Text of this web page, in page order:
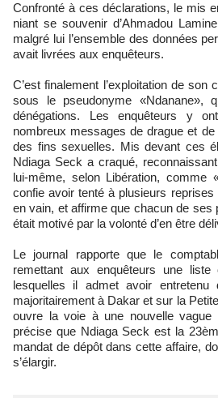
Confronté à ces déclarations, le mis
niant se souvenir d’Ahmadou
malgré lui l’ensemble des données
avait livrées aux enquêteurs.
C’est finalement l’exploitation de son
sous le pseudonyme
dénégations. Les enquêteurs y
nombreux messages de drague et
des fins sexuelles. Mis devant ces
Ndiaga Seck a craqué,
lui-même, selon Libération, comme
confie avoir tenté à plusieurs
en vain, et affirme que chacun de ses
était motivé par la volonté d’en être
Le journal rapporte que le
remettant aux enquêteurs une
lesquelles il admet avoir entretenu
majoritairement à Dakar et sur la
ouvre la voie à une nouvelle vague
précise que Ndiaga Seck est la
mandat de dépôt dans cette affaire,
s’élargir.